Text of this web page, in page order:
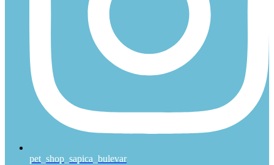
pet_shop_sapica_bulevar